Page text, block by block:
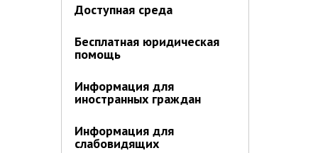
Доступная среда
Бесплатная юридическая
помощь
Информация для
иностранных граждан
Информация для
слабовидящих